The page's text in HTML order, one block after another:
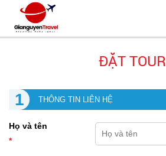
ĐẶT TOUR
THÔNG TIN LIÊN HỆ
1
Họ và tên
*